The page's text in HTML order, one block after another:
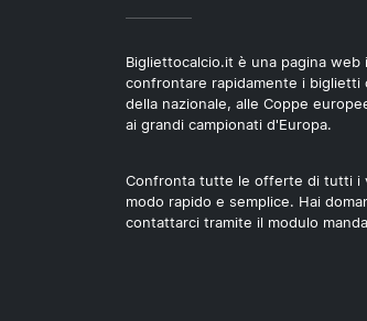
Bigliettocalcio.it è una pagina web
confrontare rapidamente i biglietti
della nazionale, alle Coppe
ai grandi campionati d'Europa.
Confronta tutte le offerte di tutti i
modo rapido e semplice. Hai
contattarci tramite il modulo